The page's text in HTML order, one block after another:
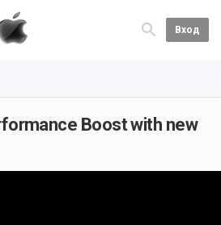
Вход
Boost with new